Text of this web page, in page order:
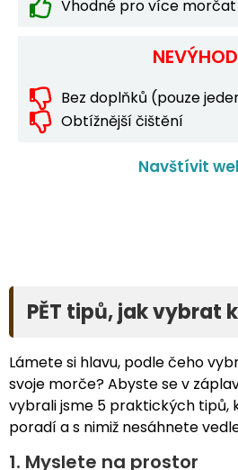
Vhodné pro více morčat
Bez doplňků (pouze
Obtížnější čištění
Navštívit
PĚT tipů, jak vybrat
Lámete si hlavu, podle čeho
svoje morče? Abyste se v
vybrali jsme 5 praktických tipů,
poradí a s nimiž nesáhnete
1. Myslete na prostor